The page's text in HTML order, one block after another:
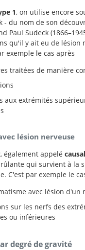
1, on utilise encore
- du nom de son
Paul Sudeck
qu'il y ait eu de lésion
exemple le cas après
traitées de manière
aux extrémités
lésion nerveuse
, également appelé
qui survient à la
C'est par exemple le
avec lésion d'un
sur les nerfs des
ou inférieures
degré de gravité